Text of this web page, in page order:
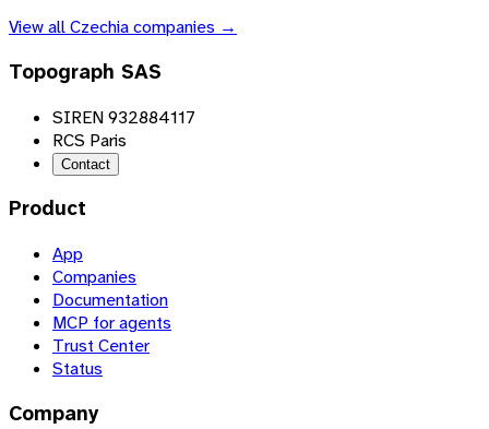
View allCzechiacompanies →
Topograph SAS
SIREN 932884117
RCS Paris
Contact
Product
App
Companies
Documentation
MCP for agents
Trust Center
Status
Company